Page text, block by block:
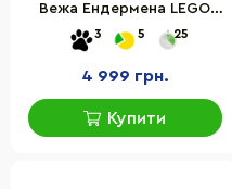
Вежа Ендермена LEGO
21279, 867 деталей
3 5 25
4 999 грн.
Купити